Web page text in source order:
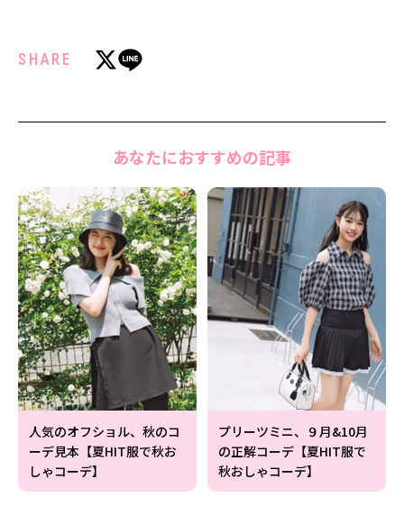
SHARE
あなたにおすすめの記事
人気のオフショル、秋のコ
ーデ見本【夏HIT服で秋お
しゃコーデ】
プリーツミニ、９月&10月
の正解コーデ【夏HIT服で
秋おしゃコーデ】